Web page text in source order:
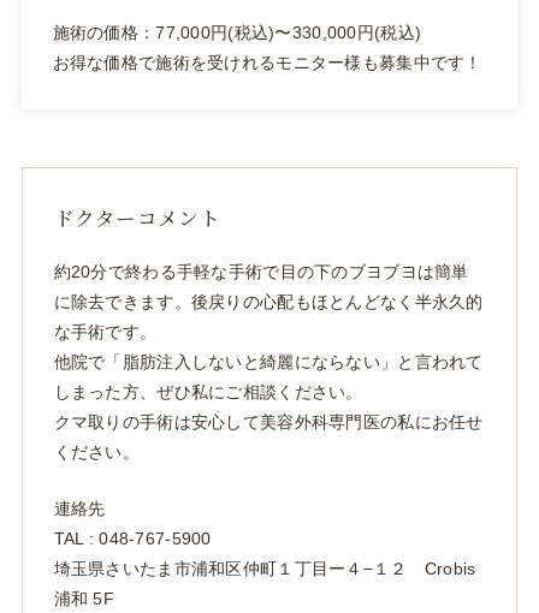
施術の価格：77,000円(税込)〜330,000円(税込)
お得な価格で施術を受けれるモニター様も募集中です！
ドクターコメント
約20分で終わる手軽な手術で目の下のブヨブヨは簡単
に除去できます。後戻りの心配もほとんどなく半永久的
な手術です。
他院で「脂肪注入しないと綺麗にならない」と言われて
しまった方、ぜひ私にご相談ください。
クマ取りの手術は安心して美容外科専門医の私にお任せ
ください。
連絡先
TAL : 048-767-5900
埼玉県さいたま市浦和区仲町１丁目ー４−１２ Crobis
浦和 5F